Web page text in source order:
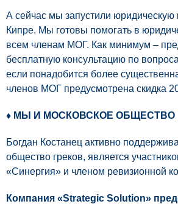
А сейчас мы запустили
Кипре. Мы готовы помогать в
всем членам МОГ. Как минимум –
бесплатную консультацию по
если понадобится более
членов МОГ предусмотрена скидка
♦ МЫ И МОСКОВСКОЕ ОБЩЕСТВО
Богдан Костанец активно
общество греков, является
«Синергия» и членом ревизионной
Компания «Strategic Solution»